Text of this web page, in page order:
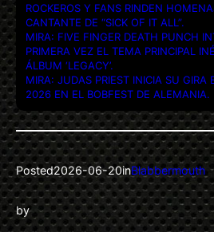
ROCKEROS Y FANS RINDEN
CANTANTE DE “SICK OF IT ALL”.
MIRA: FIVE FINGER DEATH PUNCH
PRIMERA VEZ EL TEMA PRINCIPAL
ÁLBUM ‘LEGACY’.
MIRA: JUDAS PRIEST INICIA SU GIRA
2026 EN EL BOBFEST DE ALEMANIA.
Posted2026-06-20inBlabbermouth
by